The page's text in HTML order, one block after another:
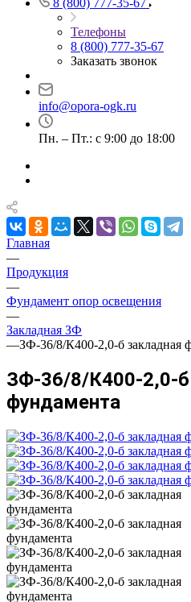
8 (800) 777-35-67
Телефоны
8 (800) 777-35-67
Заказать звонок
info@opora-ogk.ru
Пн. – Пт.: с 9:00 до 18:00
Главная
—
Продукция
—
Фундамент опор освещения
—
Закладная ЗФ
—ЗФ-36/8/К400-2,0-б закладная
ЗФ-36/8/К400-2,0-б
фундамента